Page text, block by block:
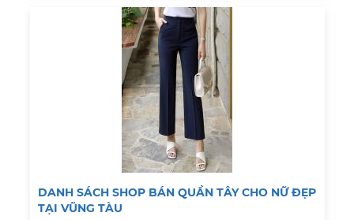
DANH SÁCH SHOP BÁN QUẦN TÂY CHO NỮ ĐẸP
TẠI VŨNG TÀU